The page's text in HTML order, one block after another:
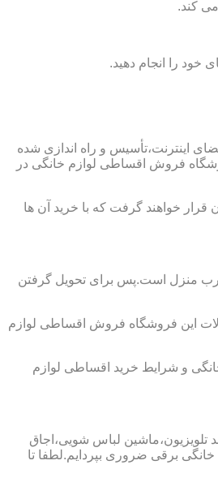
کند.
خود را انجام دهید.
اینترنت،تأسیس و راه اندازی شده
فروش اقساطی لوازم خانگی در
قرار خواهند گرفت که با خرید آن ها
منزل است.پس برای تحویل گرفتن
این فروشگاه فروش اقساطی لوازم
و شرایط خرید اقساطی لوازم
تلویزیون،ماشین لباس شویی،اجاق
برقی ضروری بپردایم.لطفا تا